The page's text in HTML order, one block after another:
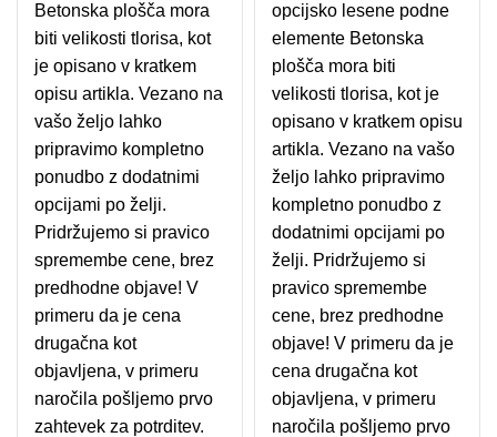
Betonska plošča mora
biti velikosti tlorisa, kot
je opisano v kratkem
opisu artikla. Vezano na
vašo željo lahko
pripravimo kompletno
ponudbo z dodatnimi
opcijami po želji.
Pridržujemo si pravico
spremembe cene, brez
predhodne objave! V
primeru da je cena
drugačna kot
objavljena, v primeru
naročila pošljemo prvo
zahtevek za potrditev.
opcijsko lesene podne
elemente Betonska
plošča mora biti
velikosti tlorisa, kot je
opisano v kratkem opisu
artikla. Vezano na vašo
željo lahko pripravimo
kompletno ponudbo z
dodatnimi opcijami po
želji. Pridržujemo si
pravico spremembe
cene, brez predhodne
objave! V primeru da je
cena drugačna kot
objavljena, v primeru
naročila pošljemo prvo